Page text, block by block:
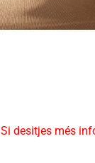
Si desitjes més